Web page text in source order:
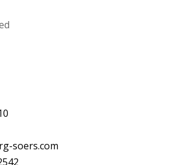
soers.com